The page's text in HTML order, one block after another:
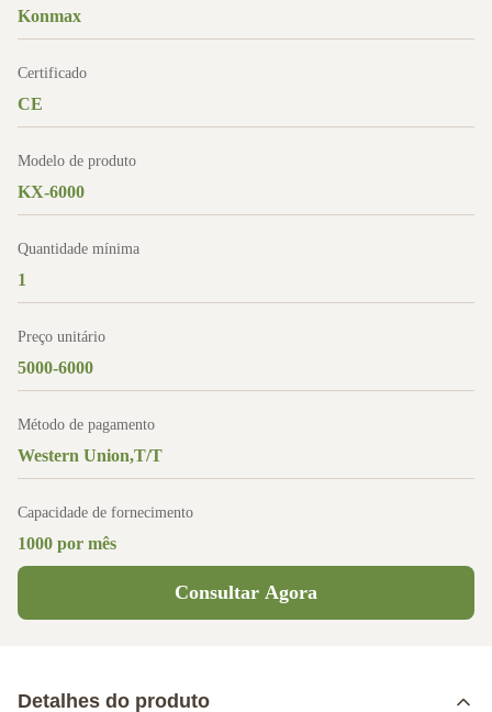
Konmax
Certificado
CE
Modelo de produto
KX-6000
Quantidade mínima
1
Preço unitário
5000-6000
Método de pagamento
Western Union,T/T
Capacidade de fornecimento
1000 por mês
Consultar Agora
Detalhes do produto